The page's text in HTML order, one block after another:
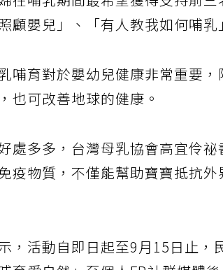
在哺乳期間最希望獲得支持前
顧嬰兒」、「有人教我如何哺乳
哺育對於嬰幼兒健康非常重要
也可改善地球的健康。
處多多，台灣母乳協會高宜伶
疫物質，不僅能幫助寶寶抵抗
，活動自即日起至9月15日止